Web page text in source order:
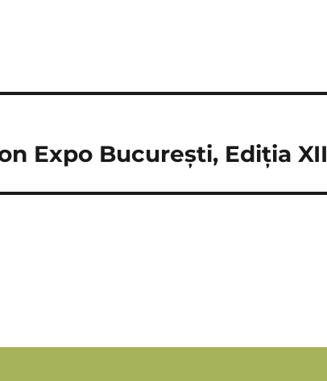
Expo București, Ediția XII